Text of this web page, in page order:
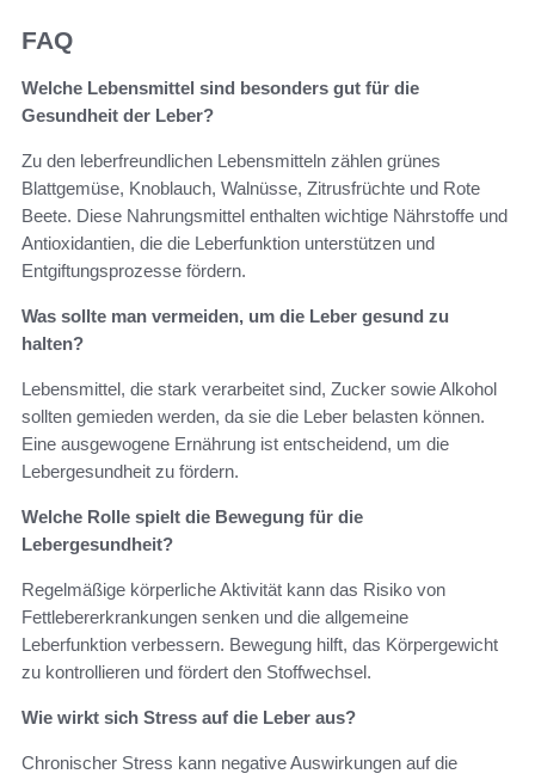
FAQ
Welche Lebensmittel sind besonders gut für die
Gesundheit der Leber?
Zu den leberfreundlichen Lebensmitteln zählen grünes
Blattgemüse, Knoblauch, Walnüsse, Zitrusfrüchte und Rote
Beete. Diese Nahrungsmittel enthalten wichtige Nährstoffe und
Antioxidantien, die die Leberfunktion unterstützen und
Entgiftungsprozesse fördern.
Was sollte man vermeiden, um die Leber gesund zu
halten?
Lebensmittel, die stark verarbeitet sind, Zucker sowie Alkohol
sollten gemieden werden, da sie die Leber belasten können.
Eine ausgewogene Ernährung ist entscheidend, um die
Lebergesundheit zu fördern.
Welche Rolle spielt die Bewegung für die
Lebergesundheit?
Regelmäßige körperliche Aktivität kann das Risiko von
Fettlebererkrankungen senken und die allgemeine
Leberfunktion verbessern. Bewegung hilft, das Körpergewicht
zu kontrollieren und fördert den Stoffwechsel.
Wie wirkt sich Stress auf die Leber aus?
Chronischer Stress kann negative Auswirkungen auf die